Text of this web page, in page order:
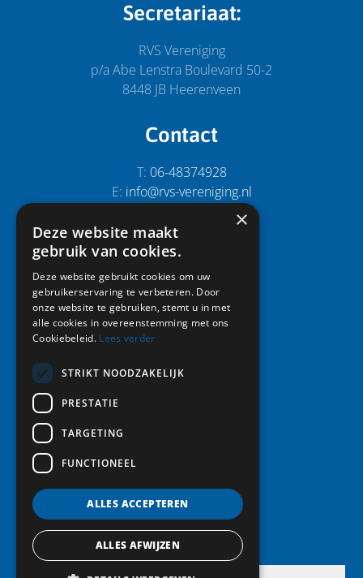
Secretariaat:
RVS Vereniging
p/a Abe Lenstra Boulevard 50-2
8448 JB Heerenveen
Contact
T: 06-48374928
E: info@rvs-vereniging.nl
Snel naar:
Home
Activiteiten
Leden
Vereniging
Nieuws
×
Deze website maakt
gebruik van cookies.
Deze website gebruikt cookies om uw
gebruikerservaring te verbeteren. Door
onze website te gebruiken, stemt u in met
alle cookies in overeenstemming met ons
Cookiebeleid. Lees verder
STRIKT NOODZAKELIJK
PRESTATIE
TARGETING
FUNCTIONEEL
ALLES ACCEPTEREN
ALLES AFWIJZEN